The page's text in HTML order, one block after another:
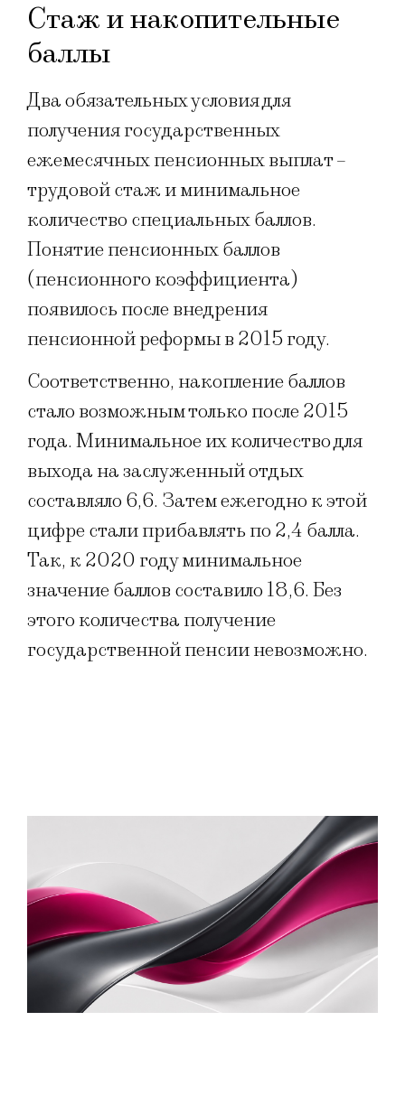
Стаж и накопительные
баллы
Два обязательных условия для
получения государственных
ежемесячных пенсионных выплат –
трудовой стаж и минимальное
количество специальных баллов.
Понятие пенсионных баллов
(пенсионного коэффициента)
появилось после внедрения
пенсионной реформы в 2015 году.
Соответственно, накопление баллов
стало возможным только после 2015
года. Минимальное их количество для
выхода на заслуженный отдых
составляло 6,6. Затем ежегодно к этой
цифре стали прибавлять по 2,4 балла.
Так, к 2020 году минимальное
значение баллов составило 18,6. Без
этого количества получение
государственной пенсии невозможно.